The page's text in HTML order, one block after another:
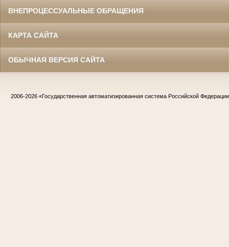
ВНЕПРОЦЕССУАЛЬНЫЕ ОБРАЩЕНИЯ
КАРТА САЙТА
ОБЫЧНАЯ ВЕРСИЯ САЙТА
2006-2026 «Государственная автоматизированная система Российской